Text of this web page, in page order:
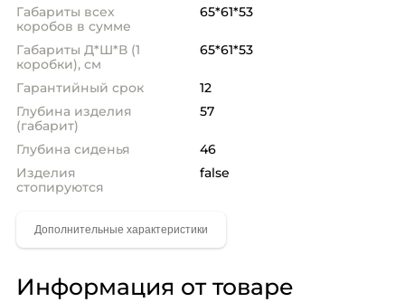
Габариты всех
коробов в сумме
65*61*53
Габариты Д*Ш*В (1
коробки), см
65*61*53
Гарантийный срок
12
Глубина изделия
(габарит)
57
Глубина сиденья
46
Изделия
стопируются
false
Информация от товаре